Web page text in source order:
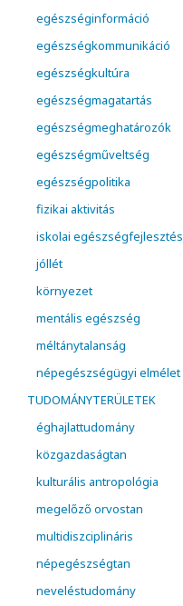
egészséginformáció
egészségkommunikáció
egészségkultúra
egészségmagatartás
egészségmeghatározók
egészségműveltség
egészségpolitika
fizikai aktivitás
iskolai egészségfejlesztés
jóllét
környezet
mentális egészség
méltánytalanság
népegészségügyi elmélet
TUDOMÁNYTERÜLETEK
éghajlattudomány
közgazdaságtan
kulturális antropológia
megelőző orvostan
multidiszciplináris
népegészségtan
neveléstudomány